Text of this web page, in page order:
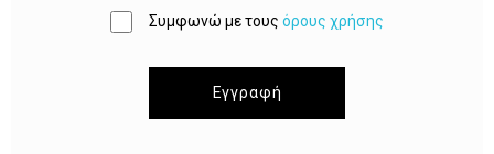
Συμφωνώ με τους όρους χρήσης
Εγγραφή